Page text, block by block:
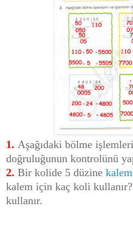
1. Aşağıdaki bölme
doğruluğunun kontrolünü
2. Bir kolide 5 düzine kalem
kalem için kaç koli
kullanır.